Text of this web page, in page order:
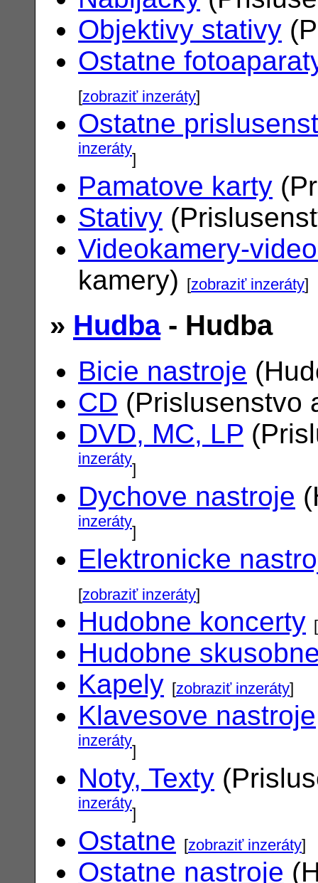
Objektivy stativy
Ostatne
[zobraziť inzeráty]
Ostatne
inzeráty]
Pamatove karty
Stativy
Videokamery-
kamery) [zobraziť inzeráty]
» Hudba- Hudba
Bicie nastroje
CD (Prislusenstvo
DVD, MC, LP
inzeráty]
Dychove nastroje
inzeráty]
Elektronicke
[zobraziť inzeráty]
Hudobne koncerty [
Hudobne
Kapely [zobraziť inzeráty]
Klavesove nastroje
inzeráty]
Noty, Texty
inzeráty]
Ostatne [zobraziť inzeráty]
Ostatne nastroje